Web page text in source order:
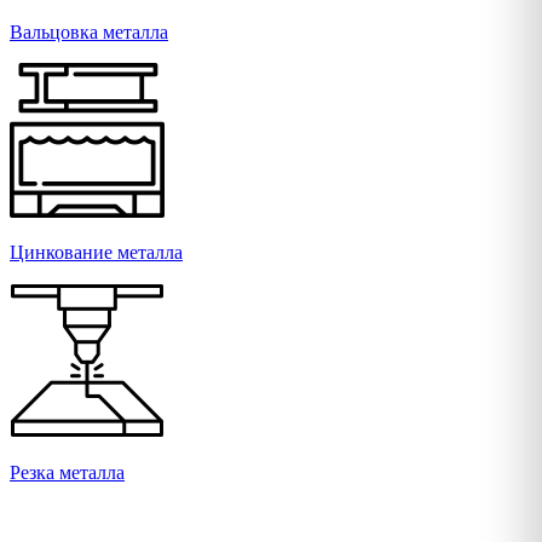
Вальцовка металла
Цинкование металла
Резка металла